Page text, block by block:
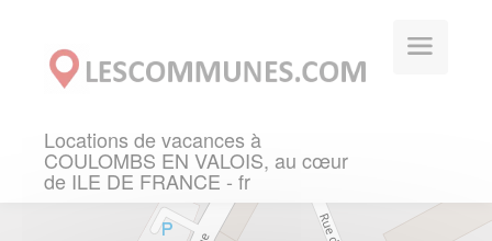
Locations de vacances à
COULOMBS EN VALOIS, au cœur
de ILE DE FRANCE - fr